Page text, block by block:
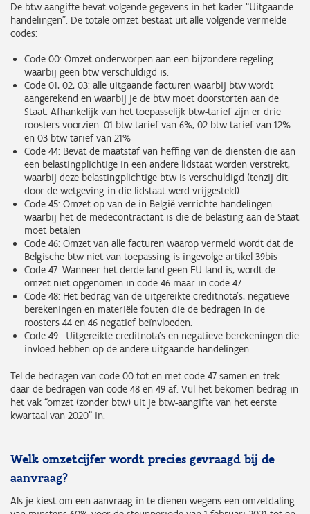
De btw-aangifte bevat volgende gegevens in het kader “Uitgaande
handelingen”. De totale omzet bestaat uit alle volgende vermelde
codes:
Code 00: Omzet onderworpen aan een bijzondere regeling
waarbij geen btw verschuldigd is.
Code 01, 02, 03: alle uitgaande facturen waarbij btw wordt
aangerekend en waarbij je de btw moet doorstorten aan de
Staat. Afhankelijk van het toepasselijk btw-tarief zijn er drie
roosters voorzien: 01 btw-tarief van 6%, 02 btw-tarief van 12%
en 03 btw-tarief van 21%
Code 44: Bevat de maatstaf van heffing van de diensten die aan
een belastingplichtige in een andere lidstaat worden verstrekt,
waarbij deze belastingplichtige btw is verschuldigd (tenzij dit
door de wetgeving in die lidstaat werd vrijgesteld)
Code 45: Omzet op van de in België verrichte handelingen
waarbij het de medecontractant is die de belasting aan de Staat
moet betalen
Code 46: Omzet van alle facturen waarop vermeld wordt dat de
Belgische btw niet van toepassing is ingevolge artikel 39bis
Code 47: Wanneer het derde land geen EU-land is, wordt de
omzet niet opgenomen in code 46 maar in code 47.
Code 48: Het bedrag van de uitgereikte creditnota’s, negatieve
berekeningen en materiële fouten die de bedragen in de
roosters 44 en 46 negatief beïnvloeden.
Code 49: Uitgereikte creditnota’s en negatieve berekeningen die
invloed hebben op de andere uitgaande handelingen.
Tel de bedragen van code 00 tot en met code 47 samen en trek
daar de bedragen van code 48 en 49 af. Vul het bekomen bedrag in
het vak “omzet (zonder btw) uit je btw-aangifte van het eerste
kwartaal van 2020” in.
Welk omzetcijfer wordt precies gevraagd bij de
aanvraag?
Als je kiest om een aanvraag in te dienen wegens een omzetdaling